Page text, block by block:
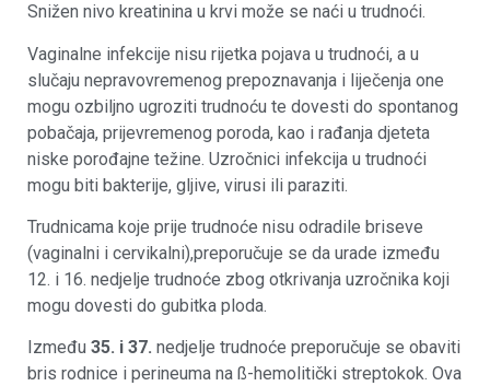
Snižen nivo kreatinina u krvi može se naći u trudnoći.
Vaginalne infekcije nisu rijetka pojava u trudnoći, a u
slučaju nepravovremenog prepoznavanja i liječenja one
mogu ozbiljno ugroziti trudnoću te dovesti do spontanog
pobačaja, prijevremenog poroda, kao i rađanja djeteta
niske porođajne težine. Uzročnici infekcija u trudnoći
mogu biti bakterije, gljive, virusi ili paraziti.
Trudnicama koje prije trudnoće nisu odradile briseve
(vaginalni i cervikalni),preporučuje se da urade između
12. i 16. nedjelje trudnoće zbog otkrivanja uzročnika koji
mogu dovesti do gubitka ploda.
Između 35. i 37. nedjelje trudnoće preporučuje se obaviti
bris rodnice i perineuma na ß-hemolitički streptokok. Ova